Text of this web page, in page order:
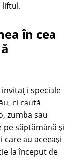
liftul.
în cea
invitații speciale
ci caută
zumba sau
pe săptămână și
au aceeași
la început de